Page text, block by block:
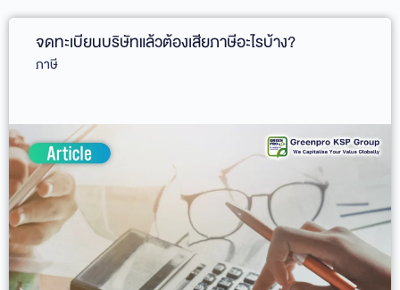
จดทะเบียนบริษัทแล้วต้องเสียภาษีอะไรบ้าง?
ภาษี